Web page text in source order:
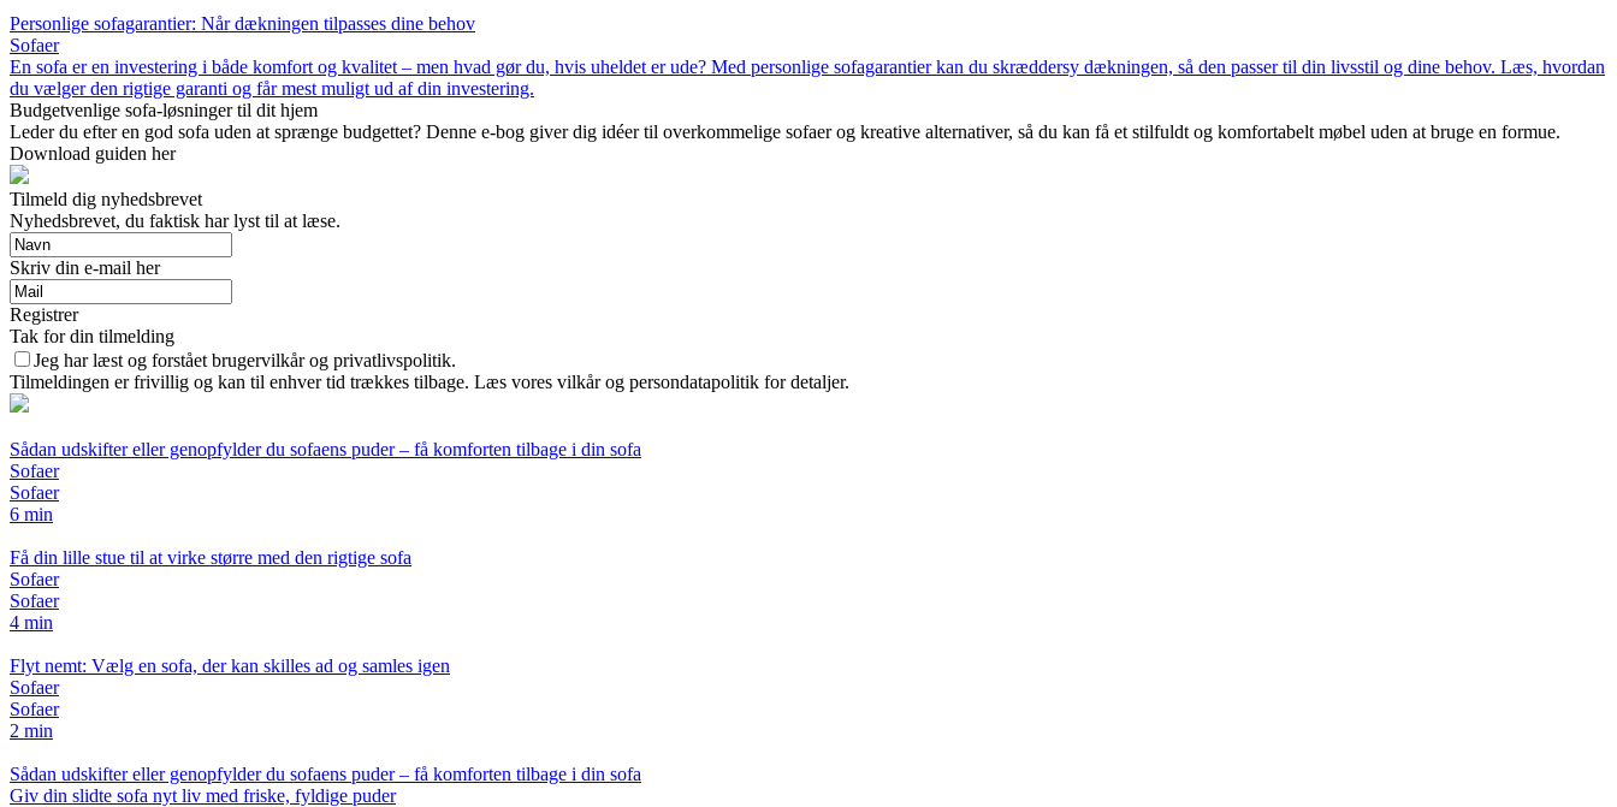
Personlige sofagarantier: Når dækningen tilpasses dine behov
Sofaer
En sofa er en investering i både komfort og kvalitet – men hvad gør du, hvis uheldet er ude? Med personlige sofagarantier kan du skræddersy dækningen, så den passer til din livsstil og dine behov. Læs, hvordan
du vælger den rigtige garanti og får mest muligt ud af din investering.
Budgetvenlige sofa-løsninger til dit hjem
Leder du efter en god sofa uden at sprænge budgettet? Denne e-bog giver dig idéer til overkommelige sofaer og kreative alternativer, så du kan få et stilfuldt og komfortabelt møbel uden at bruge en formue.
Download guiden her
Tilmeld dig nyhedsbrevet
Nyhedsbrevet, du faktisk har lyst til at læse.
Skriv din e-mail her
Registrer
Tak for din tilmelding
Jeg har læst og forstået brugervilkår og privatlivspolitik.
Tilmeldingen er frivillig og kan til enhver tid trækkes tilbage. Læs vores vilkår og persondatapolitik for detaljer.
Sådan udskifter eller genopfylder du sofaens puder – få komforten tilbage i din sofa
Sofaer
Sofaer
6 min
Få din lille stue til at virke større med den rigtige sofa
Sofaer
Sofaer
4 min
Flyt nemt: Vælg en sofa, der kan skilles ad og samles igen
Sofaer
Sofaer
2 min
Sådan udskifter eller genopfylder du sofaens puder – få komforten tilbage i din sofa
Giv din slidte sofa nyt liv med friske, fyldige puder